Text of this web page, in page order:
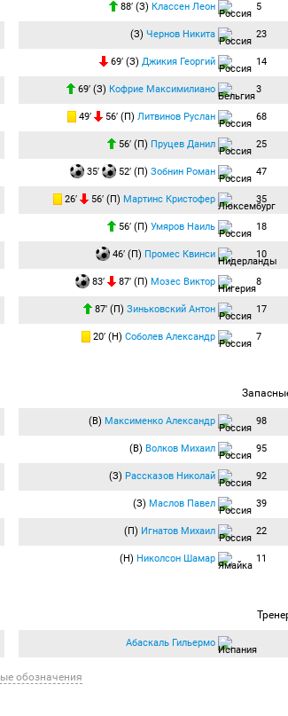
88′ (З) Классен Леон 5
(З) Чернов Никита 23
69′ (З) Джикия Георгий 14
69′ (З) Кофрие Максимилиано 3
49′ 56′ (П) Литвинов Руслан 68
56′ (П) Пруцев Данил 25
35′ 52′ (П) Зобнин Роман 47
26′ 56′ (П) Мартинс Кристофер 35
56′ (П) Умяров Наиль 18
46′ (П) Промес Квинси 10
83′ 87′ (П) Мозес Виктор 8
87′ (П) Зиньковский Антон 17
20′ (Н) Соболев Александр 7
(В) Максименко Александр 98
(В) Волков Михаил 95
(З) Рассказов Николай 92
(З) Маслов Павел 39
(П) Игнатов Михаил 22
(Н) Николсон Шамар 11
Абаскаль Гильермо
обозначения